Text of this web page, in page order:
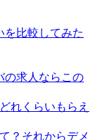
を比較してみた
の求人ならこの
れくらいもらえ
？それからデメ